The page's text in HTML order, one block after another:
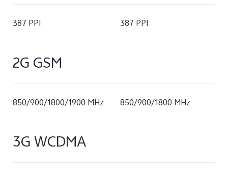
387 PPI 387 PPI
2G GSM
850/900/1800/1900 MHz 850/900/1800 MHz
3G WCDMA